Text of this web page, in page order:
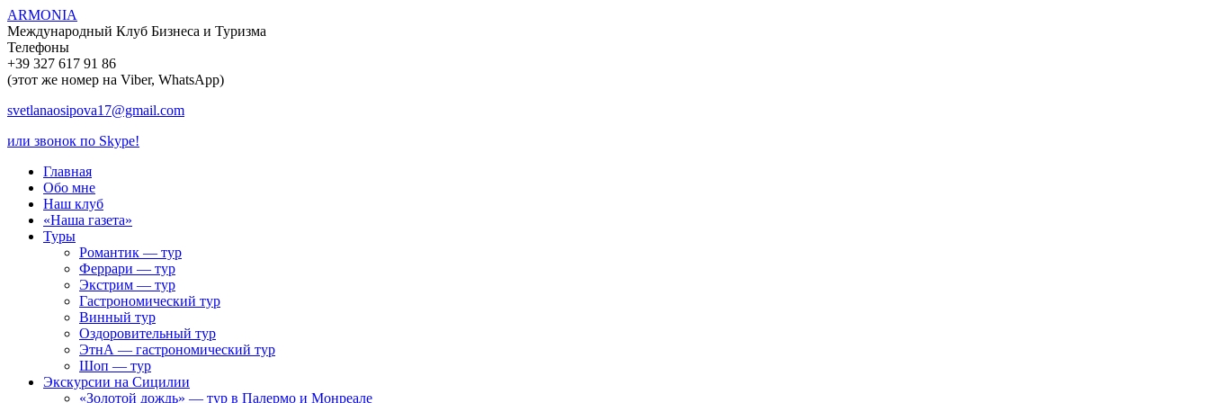
ARMONIA
Международный Клуб Бизнеса и Туризма
Телефоны
+39 327 617 91 86
(этот же номер на Viber, WhatsApp)
svetlanaosipova17@gmail.com
или звонок по Skype!
Главная
Обо мне
Наш клуб
«Наша газета»
Туры
Романтик — тур
Феррари — тур
Экстрим — тур
Гастрономический тур
Винный тур
Оздоровительный тур
ЭтнА — гастрономический тур
Шоп — тур
Экскурсии на Сицилии
«Золотой дождь» — тур в Палермо и Монреале